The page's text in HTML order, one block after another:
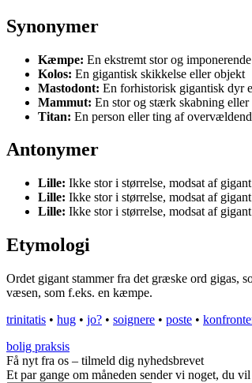
Synonymer
Kæmpe: En ekstremt stor og
Kolos: En gigantisk skikkelse eller objekt
Mastodont: En forhistorisk gigantisk dyr
Mammut: En stor og stærk skabning eller
Titan: En person eller ting af
Antonymer
Lille: Ikke stor i størrelse, modsat af gigant
Lille: Ikke stor i størrelse, modsat af gigant
Lille: Ikke stor i størrelse, modsat af gigant
Etymologi
Ordet gigant stammer fra det græske ord gigas,
væsen, som f.eks. en kæmpe.
trinitatis • hug • jo? • soignere • poste •
bolig praksis
Få nyt fra os – tilmeld dig nyhedsbrevet
Et par gange om måneden sender vi noget, du